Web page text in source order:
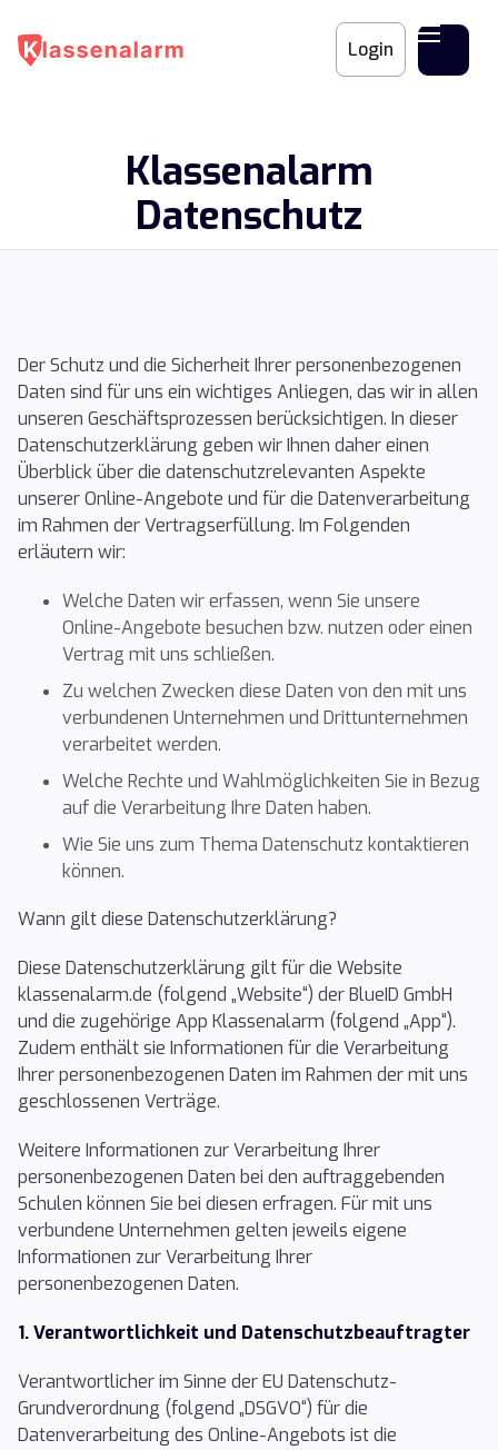
Login
Klassenalarm
Datenschutz
Der Schutz und die Sicherheit Ihrer personenbezogenen
Daten sind für uns ein wichtiges Anliegen, das wir in allen
unseren Geschäftsprozessen berücksichtigen. In dieser
Datenschutzerklärung geben wir Ihnen daher einen
Überblick über die datenschutzrelevanten Aspekte
unserer Online-Angebote und für die Datenverarbeitung
im Rahmen der Vertragserfüllung. Im Folgenden
erläutern wir:
Welche Daten wir erfassen, wenn Sie unsere
Online-Angebote besuchen bzw. nutzen oder einen
Vertrag mit uns schließen.
Zu welchen Zwecken diese Daten von den mit uns
verbundenen Unternehmen und Drittunternehmen
verarbeitet werden.
Welche Rechte und Wahlmöglichkeiten Sie in Bezug
auf die Verarbeitung Ihre Daten haben.
Wie Sie uns zum Thema Datenschutz kontaktieren
können.
Wann gilt diese Datenschutzerklärung?
Diese Datenschutzerklärung gilt für die Website
klassenalarm.de (folgend „Website“) der BlueID GmbH
und die zugehörige App Klassenalarm (folgend „App“).
Zudem enthält sie Informationen für die Verarbeitung
Ihrer personenbezogenen Daten im Rahmen der mit uns
geschlossenen Verträge.
Weitere Informationen zur Verarbeitung Ihrer
personenbezogenen Daten bei den auftraggebenden
Schulen können Sie bei diesen erfragen. Für mit uns
verbundene Unternehmen gelten jeweils eigene
Informationen zur Verarbeitung Ihrer
personenbezogenen Daten.
1. Verantwortlichkeit und Datenschutzbeauftragter
Verantwortlicher im Sinne der EU Datenschutz-
Grundverordnung (folgend „DSGVO“) für die
Datenverarbeitung des Online-Angebots ist die